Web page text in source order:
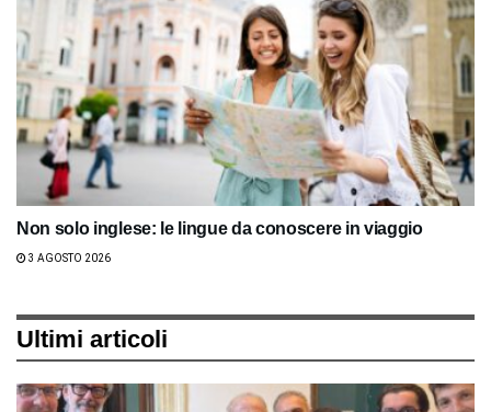
Non solo inglese: le lingue da conoscere in viaggio
3 AGOSTO 2026
Ultimi articoli